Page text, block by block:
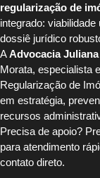
regularização de
integrado:
dossiê jurídico
AAdvocacia
Morata, especialista
Regularização de
em estratégia,
recursos
Precisa de apoio?
para atendimento
contato direto.